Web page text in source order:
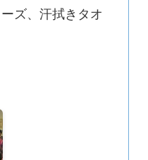
ズ、汗拭きタオ